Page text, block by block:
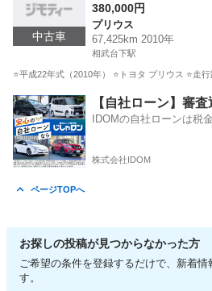
中古車
好
380,000円
プリウス
67,425km 2010年
相武台下駅
⭐️平成22年式（2010年） ⭐️トヨタ プリウス ⭐️
神奈川 厚木市 相武台下駅 プリウス
【自社ローン】審
IDOMの自社ローンは税
株式会社IDOM
ページTOPへ
お探しの投稿が見つからなかった方
ご希望の条件を登録するだけで、新着情
す。